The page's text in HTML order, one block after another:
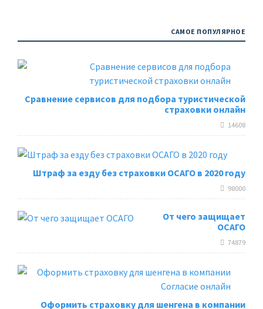
САМОЕ ПОПУЛЯРНОЕ
Сравнение сервисов для подбора туристической
страховки онлайн
14608
Штраф за езду без страховки ОСАГО в 2020 году
98000
От чего защищает
ОСАГО
74879
Оформить страховку для шенгена в компании